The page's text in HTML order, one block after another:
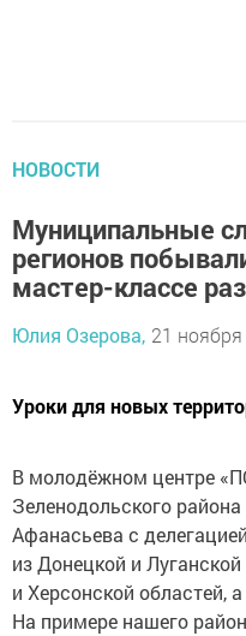
НОВОСТИ
Муниципальные
регионов
мастер-классе
Юлия Озерова, 21
Уроки для новых
В молодёжном центре
Зеленодольского
Афанасьева с
из Донецкой и
и Херсонской областей,
На примере нашего